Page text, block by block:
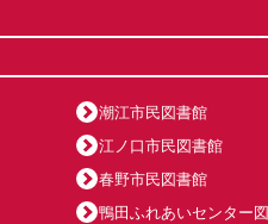
潮江市民図書館
江ノ口市民図書館
春野市民図書館
鴨田ふれあいセンター